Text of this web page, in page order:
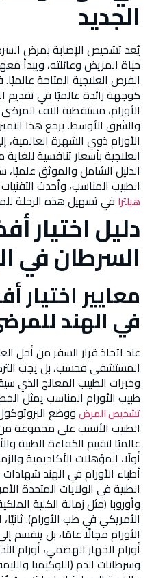
الجديد
يُعد تشخيص الإصابة بمرض
حياة المريض وعائلته، ويبدأ
الفرص العلاجية المتاحة
كوجهة رائدة عالميًا في تقديم
الأورام، مستقطبة آلاف
والشرق الأوسط. يرجع هذا
الأورام ذوي الشهرة العالمية،
العلاجية بأسعار تنافسية
الدليل الشامل والموثق علميًا،
الطبيب المناسب، وأحدث
هيلترا في تسهيل هذه الرحلة
دليل اختيار
السرطان في
معايير اختيار
في الهند
عند اتخاذ قرار السفر من أجل
المستشفى فحسب، بل يجب
وخبرات الطبيب المعالج الذي
طبيب الأورام المناسب يمثل
تشخيص المرضووضع
الطبيب الأنسب على مجموعة
عالميًا لتقييم الكفاءة الطبية
أولًا، المؤهلات الأكاديمية
أطباء الأورام في الهند
الطبية في الولايات المتحدة
الأمريكي في طب الأورام).
الأورام مجالًا عامًا، بل
أورام الجهاز الهضمي، أورام
وسرطانات الدم (اللوكيميا